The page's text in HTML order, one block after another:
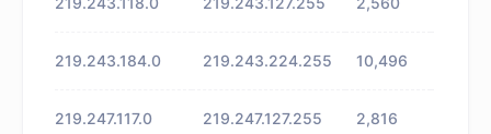
219.243.184.0 219.243.224.255 10,496
219.247.117.0 219.247.127.255 2,816